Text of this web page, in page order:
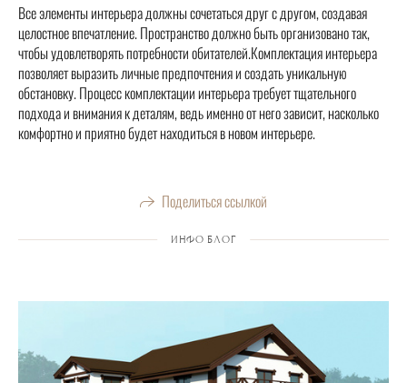
Все элементы интерьера должны сочетаться друг с другом, создавая
целостное впечатление. Пространство должно быть организовано так,
чтобы удовлетворять потребности обитателей.Комплектация интерьера
позволяет выразить личные предпочтения и создать уникальную
обстановку. Процесс комплектации интерьера требует тщательного
подхода и внимания к деталям, ведь именно от него зависит, насколько
комфортно и приятно будет находиться в новом интерьере.
Поделиться ссылкой
ИНФО БЛОГ